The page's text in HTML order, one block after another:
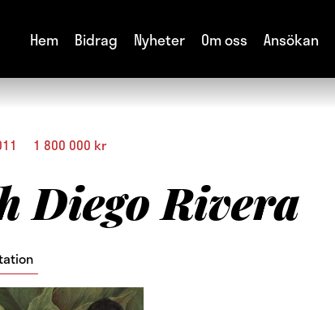
Hem Bidrag Nyheter Om oss Ansökan
1 800 000 kr
Diego Rivera